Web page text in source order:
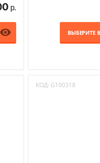
р.
 ВЫБЕРИТЕ
КОД: G100318